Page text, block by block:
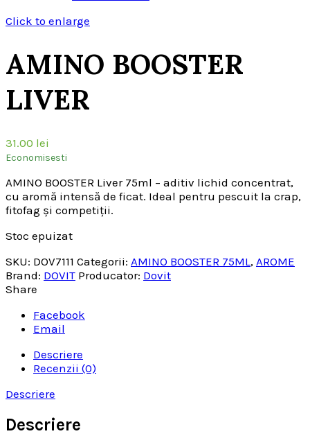
Click to enlarge
AMINO BOOSTER
LIVER
31.00 lei
Economisesti
AMINO BOOSTER Liver 75ml – aditiv lichid concentrat,
cu aromă intensă de ficat. Ideal pentru pescuit la crap,
fitofag și competiții.
Stoc epuizat
SKU: DOV7111 Categorii: AMINO BOOSTER 75ML, AROME
Brand: DOVIT Producator: Dovit
Share
Facebook
Email
Descriere
Recenzii (0)
Descriere
Descriere